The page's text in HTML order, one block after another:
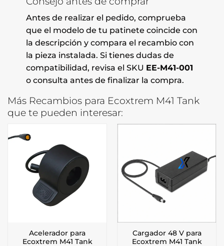
Antes de realizar el pedido, comprueba
que el modelo de tu patinete coincide con
la descripción y compara el recambio con
la pieza instalada. Si tienes dudas de
compatibilidad, revisa el SKU EE-M41-001
o consulta antes de finalizar la compra.
Más Recambios para Ecoxtrem M41 Tank
que te pueden interesar:
Acelerador para
Ecoxtrem M41 Tank
Cargador 48 V para
Ecoxtrem M41 Tank